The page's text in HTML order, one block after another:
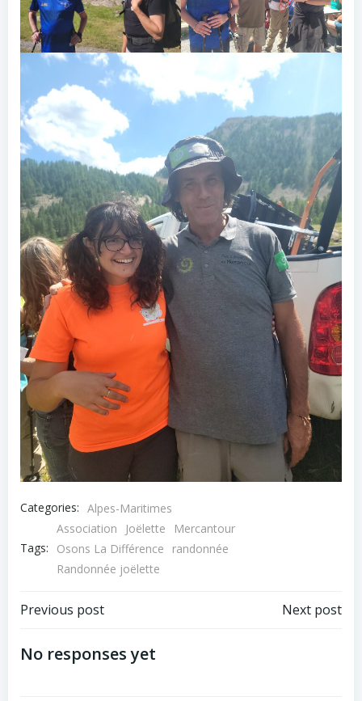
Categories: Alpes-Maritimes
Tags:
Association Joëlette
Mercantour
Osons La Différence
randonnée
Randonnée joëlette
Post
navigation
Previous post Next post
No responses yet